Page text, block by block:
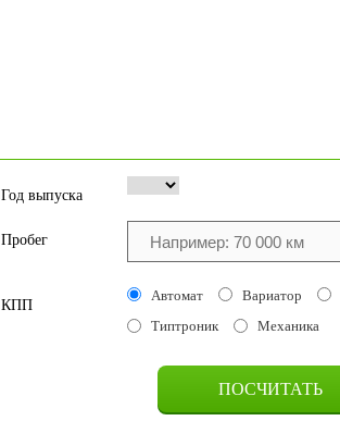
Год выпуска
Пробег
КПП
Автомат Вариатор
Типтроник
Механика